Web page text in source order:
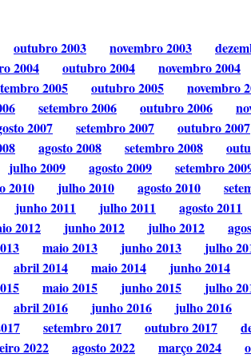
outubro 2003 novembro 2003
2004 outubro 2004 novembro 2004
2005 outubro 2005 novembro
setembro 2006 outubro 2006
2007 setembro 2007 outubro 2007
agosto 2008 setembro 2008
julho 2009 agosto 2009 setembro
2010 julho 2010 agosto 2010
junho 2011 julho 2011 agosto 2011
2012 junho 2012 julho 2012
maio 2013 junho 2013 julho
abril 2014 maio 2014 junho 2014
maio 2015 junho 2015 julho
abril 2016 junho 2016 julho 2016
setembro 2017 outubro 2017
2022 agosto 2022 março 2024